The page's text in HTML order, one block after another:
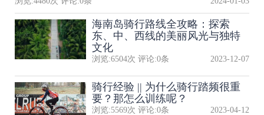
海南岛骑行路线全攻略：探索
东、中、西线的美丽风光与独特
文化
浏览:6504次 评论:0条 2023-12-07
骑行经验 || 为什么骑行踏频很重
要？那怎么训练呢？
浏览:5569次 评论:0条 2023-04-12